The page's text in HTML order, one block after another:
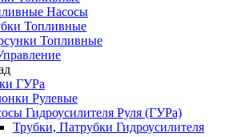
Насосы
Топливные
Топливные
ГУРа
Рулевые
Гидроусилителя Руля (ГУРа)
Трубки, Патрубки Гидроусилителя